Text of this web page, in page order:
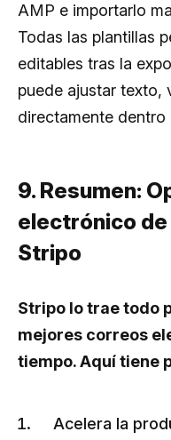
AMP e importarlo
Todas las plantillas
editables tras la
puede ajustar texto,
directamente dentro
9. Resumen:
electrónico
Stripo
Stripo lo trae todo
mejores correos
tiempo. Aquí tiene
Acelera la